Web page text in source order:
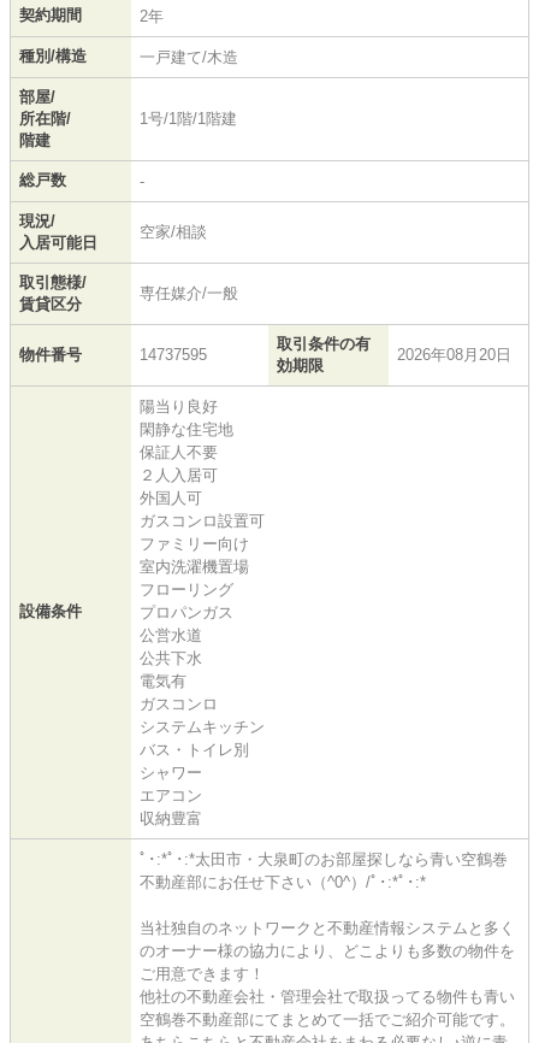
契約期間 2年
種別/構造 一戸建て/木造
部屋/
所在階/
階建
1号/1階/1階建
総戸数 -
現況/
入居可能日
空家/相談
取引態様/
賃貸区分
専任媒介/一般
物件番号 14737595
取引条件の有
効期限
2026年08月20日
設備条件
陽当り良好
閑静な住宅地
保証人不要
２人入居可
外国人可
ガスコンロ設置可
ファミリー向け
室内洗濯機置場
フローリング
プロパンガス
公営水道
公共下水
電気有
ガスコンロ
システムキッチン
バス・トイレ別
シャワー
エアコン
収納豊富
ﾟ･:*ﾟ･:*太田市・大泉町のお部屋探しなら青い空鶴巻
不動産部にお任せ下さい（^0^）/ﾟ･:*ﾟ･:*
当社独自のネットワークと不動産情報システムと多く
のオーナー様の協力により、どこよりも多数の物件を
ご用意できます！
他社の不動産会社・管理会社で取扱ってる物件も青い
空鶴巻不動産部にてまとめて一括でご紹介可能です。